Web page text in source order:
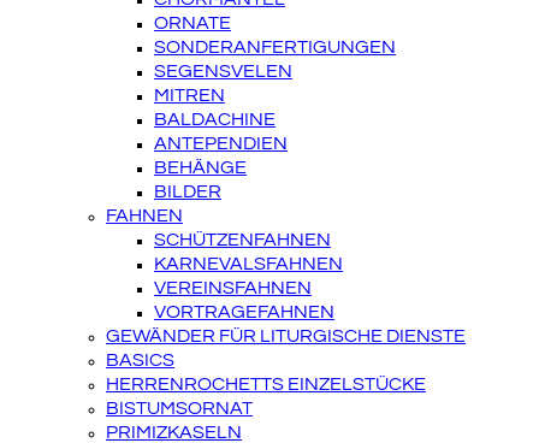
ORNATE
SONDERANFERTIGUNGEN
SEGENSVELEN
MITREN
BALDACHINE
ANTEPENDIEN
BEHÄNGE
BILDER
FAHNEN
SCHÜTZENFAHNEN
KARNEVALSFAHNEN
VEREINSFAHNEN
VORTRAGEFAHNEN
GEWÄNDER FÜR LITURGISCHE DIENSTE
BASICS
HERRENROCHETTS EINZELSTÜCKE
BISTUMSORNAT
PRIMIZKASELN